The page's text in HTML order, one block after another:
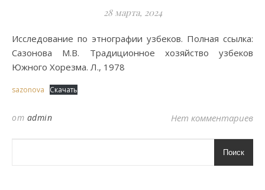
28 марта, 2024
Исследование по этнографии узбеков. Полная ссылка:
Сазонова М.В. Традиционное хозяйство узбеков
Южного Хорезма. Л., 1978
sazonova Скачать
от admin Нет комментариев
Поиск